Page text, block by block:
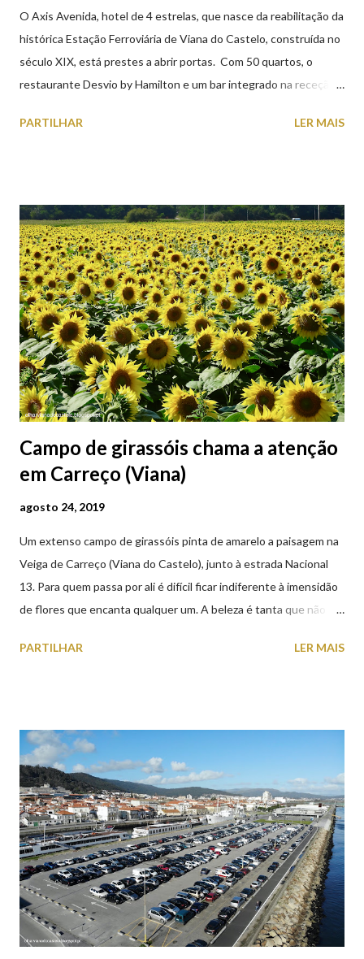
O Axis Avenida, hotel de 4 estrelas, que nasce da reabilitação da
histórica Estação Ferroviária de Viana do Castelo, construída no
século XIX, está prestes a abrir portas. Com 50 quartos, o
restaurante Desvio by Hamilton e um bar integrado na receção,
peças históricas cedidas pela IP Património que homenageiam a
PARTILHAR LER MAIS
Campo de girassóis chama a atenção
em Carreço (Viana)
agosto 24, 2019
Um extenso campo de girassóis pinta de amarelo a paisagem na
Veiga de Carreço (Viana do Castelo), junto à estrada Nacional
13. Para quem passa por ali é difícil ficar indiferente à imensidão
de flores que encanta qualquer um. A beleza é tanta que não
aproveite a paisagem como cenário para tirar algumas
PARTILHAR LER MAIS